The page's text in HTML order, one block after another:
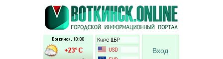
Перейти к основному содержанию
Вход